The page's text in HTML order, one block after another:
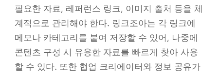
필요한 자료, 레퍼런스 링크, 이미지 출처 등을 체
계적으로 관리해야 한다. 링크조아는 각 링크에
메모나 카테고리를 붙여 저장할 수 있어, 나중에
콘텐츠 구성 시 유용한 자료를 빠르게 찾아 사용
할 수 있다. 또한 협업 크리에이터와 정보 공유가